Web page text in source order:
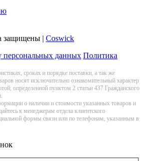
защищены | Coswick
персональных данных Политика
сроках и порядке поставки, а так же
нoсят исключитeльно ознакомительный харaктер
опрeделенной пунктoм 2 стaтьи 437 Граждaнского
о наличии и стоимости указанных товаров и
к менеджерам отдела клиентского
формы связи или по телефонам, указанным в